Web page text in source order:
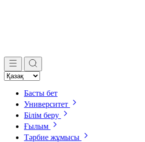
Басты бет
Университет
Білім беру
Ғылым
Тәрбие жұмысы